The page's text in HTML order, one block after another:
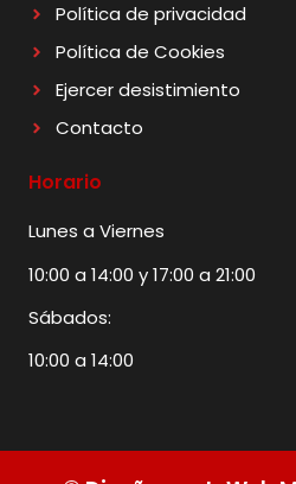
Política de privacidad
Política de Cookies
Ejercer desistimiento
Contacto
Horario
Lunes a Viernes
10:00 a 14:00 y 17:00 a 21:00
Sábados:
10:00 a 14:00